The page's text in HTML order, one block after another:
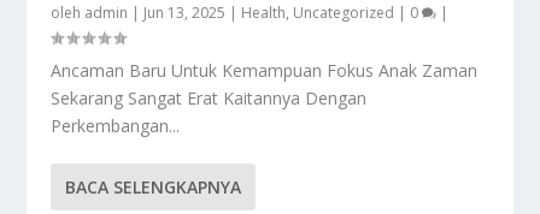
oleh admin | Jun 13, 2025 | Health, Uncategorized | 0 |
Ancaman Baru Untuk Kemampuan Fokus Anak Zaman
Sekarang Sangat Erat Kaitannya Dengan
Perkembangan...
BACA SELENGKAPNYA